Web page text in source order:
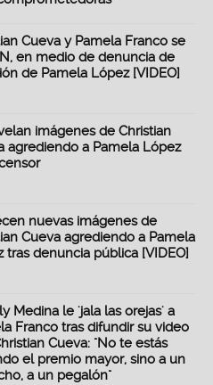
Cueva y Pamela Franco se
en medio de denuncia de
de Pamela López [VIDEO]
imágenes de Christian
agrediendo a Pamela López
nuevas imágenes de
Cueva agrediendo a Pamela
tras denuncia pública [VIDEO]
Medina le 'jala las orejas' a
Franco tras difundir su video
Cueva: "No te estás
el premio mayor, sino a un
a un pegalón"